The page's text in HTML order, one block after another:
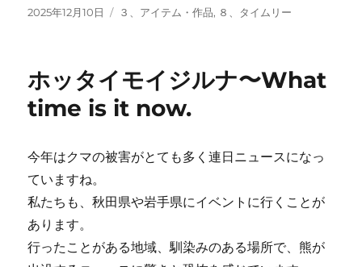
投
2025年12月10日
カ
ー
３、アイテム・作品, ８、タイムリー
ホッタイモイジルナ〜What
time is it now.
今年はクマの被害がとても多く連日ニュースになっ
ていますね。
私たちも、秋田県や岩手県にイベントに行くことが
あります。
行ったことがある地域、馴染みのある場所で、熊が